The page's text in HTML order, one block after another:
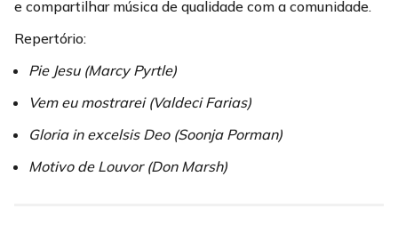
e compartilhar música de qualidade com a comunidade.
Repertório:
Pie Jesu (Marcy Pyrtle)
Vem eu mostrarei (Valdeci Farias)
Gloria in excelsis Deo (Soonja Porman)
Motivo de Louvor (Don Marsh)